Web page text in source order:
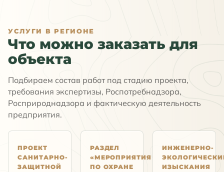
УСЛУГИ В РЕГИОНЕ
Что можно заказать для
объекта
Подбираем состав работ под стадию проекта,
требования экспертизы, Роспотребнадзора,
Росприроднадзора и фактическую деятельность
предприятия.
ПРОЕКТ
САНИТАРНО-
ЗАЩИТНОЙ
РАЗДЕЛ
«МЕРОПРИЯТИЯ
ПО ОХРАНЕ
ИНЖЕНЕРНО-
ИЗЫСКАНИЯ